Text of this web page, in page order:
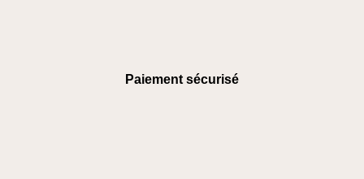
Paiement sécurisé